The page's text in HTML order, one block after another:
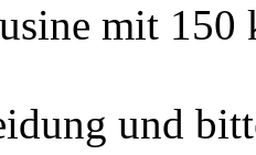
mit 150
und